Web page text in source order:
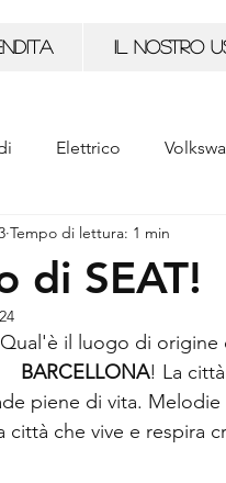
Il nostro
Elettrico
Veicoli Commerciali
di SEAT!
Tempo di lettura: 1 min
Qual'è il luogo di origine
BARCELLONA! La
piene di vita.
città che vive e respira